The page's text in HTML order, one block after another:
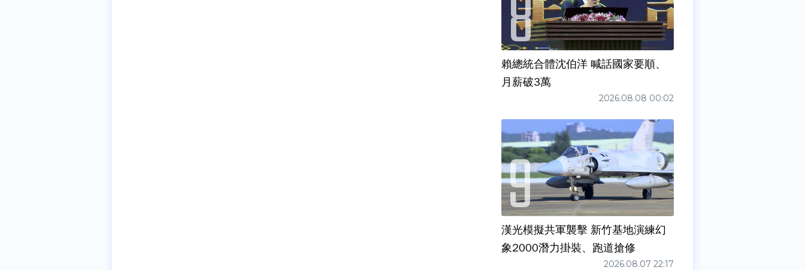
賴總統合體沈伯洋 喊話國家要順、
月薪破3萬
2026.08.08 00:02
漢光模擬共軍襲擊 新竹基地演練幻
象2000潛力掛裝、跑道搶修
2026.08.07 22:17